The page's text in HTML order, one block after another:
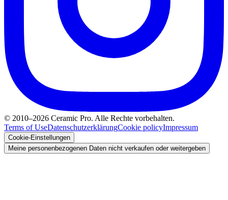
© 2010–2026 Ceramic Pro. Alle Rechte vorbehalten.
Terms of UseDatenschutzerklärungCookie policyImpressum
Cookie-Einstellungen
Meine personenbezogenen Daten nicht verkaufen oder weitergeben